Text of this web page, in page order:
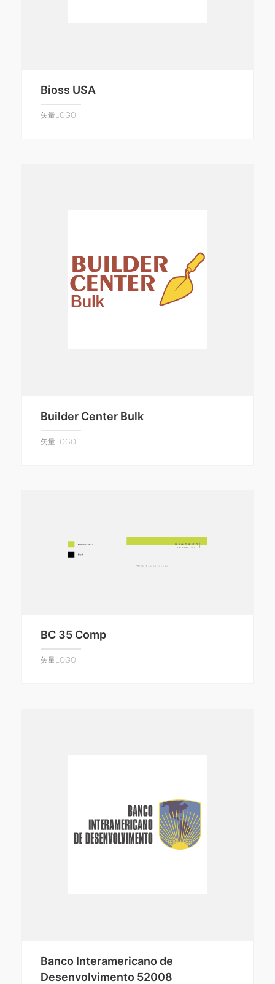
Bioss USA
矢量LOGO
Builder Center Bulk
矢量LOGO
BC 35 Comp
矢量LOGO
Banco Interamericano de
Desenvolvimento 52008